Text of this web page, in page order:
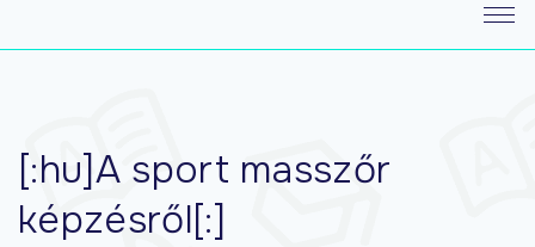
[:hu]A sport masszőr
képzésről[:]